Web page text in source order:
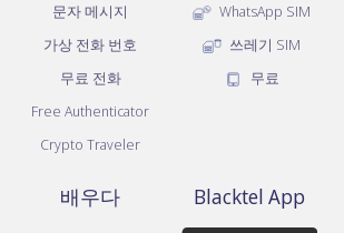
문자 메시지
가상 전화 번호
무료 전화
Free Authenticator
Crypto Traveler
WhatsApp SIM
쓰레기 SIM
무료
배우다 Blacktel App